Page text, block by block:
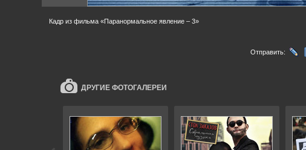
Кадр из фильма «Паранормальное явление – 3»
Отправить:
ДРУГИЕ ФОТОГАЛЕРЕИ